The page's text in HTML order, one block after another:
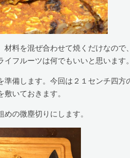
料を混ぜ合わせて焼くだけなので
イフルーツは何でもいいと思います
備します。今回は２１センチ四方
いておきます。
の微塵切りにします。